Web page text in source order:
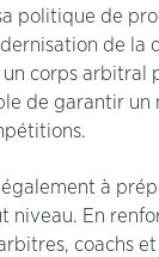
politique de
de la
un corps arbitral
de garantir un
à
niveau. En
coachs